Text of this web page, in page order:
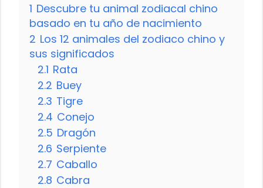
1 Descubre tu animal zodiacal chino
basado en tu año de nacimiento
2 Los 12 animales del zodiaco chino y
sus significados
2.1 Rata
2.2 Buey
2.3 Tigre
2.4 Conejo
2.5 Dragón
2.6 Serpiente
2.7 Caballo
2.8 Cabra